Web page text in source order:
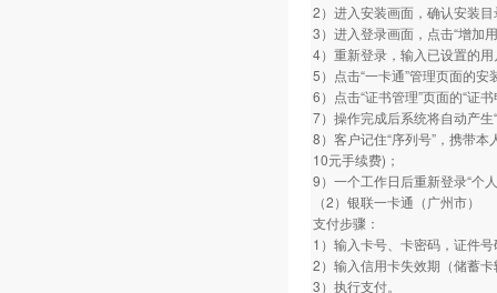
2）进入安装画面，确认安装目
3）进入登录画面，点击“增加
4）重新登录，输入已设置的
5）点击“一卡通”管理页面的安
6）点击“证书管理”页面的“证
7）操作完成后系统将自动产生
8）客户记住“序列号”，携带
10元手续费)；
9）一个工作日后重新登录“个
（2）银联一卡通（广州市）
支付步骤：
1）输入卡号、卡密码，证件
2）输入信用卡失效期（储蓄
3）执行支付。